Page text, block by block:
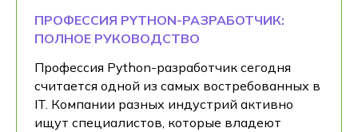
ПРОФЕССИЯ PYTHON-РАЗРАБОТЧИК:
ПОЛНОЕ РУКОВОДСТВО
Профессия Python-разработчик сегодня
считается одной из самых востребованных в
IT. Компании разных индустрий активно
ищут специалистов, которые владеют